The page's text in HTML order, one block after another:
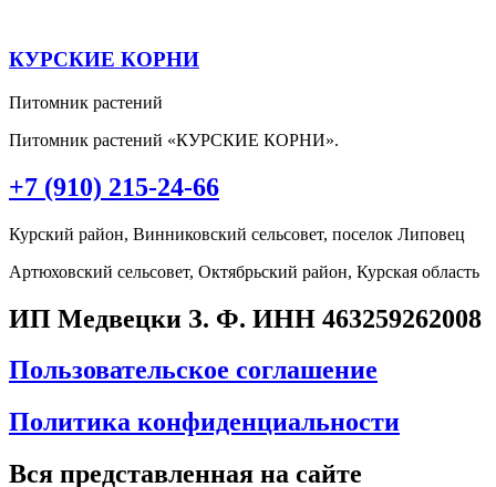
КУРСКИЕ КОРНИ
Питомник растений
Питомник растений «КУРСКИЕ КОРНИ».
+7 (910) 215-24-66
Курский район, Винниковский сельсовет, поселок Липовец
Артюховский сельсовет, Октябрьский район, Курская область
ИП Медвецки З. Ф. ИНН 463259262008
Пользовательское соглашение
Политика конфиденциальности
Вся представленная на сайте